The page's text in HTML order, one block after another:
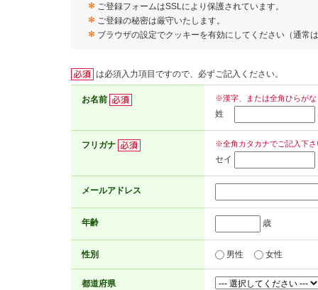
ご登録フォームはSSLにより保護されています。
ご登録の秘密は厳守いたします。
ブラウザの設定でクッキーを有効にしてください（通常
は必須入力項目ですので、必ずご記入ください。
お名前 ※漢字、または全角ひらが
姓
フリガナ ※全角カタカナでご記入下さ
セイ
メールアドレス
年齢 歳
性別 男性 女性
都道府県